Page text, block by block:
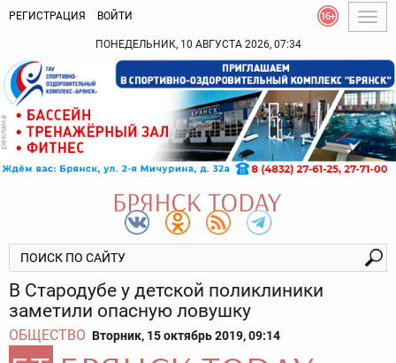
РЕГИСТРАЦИЯ ВОЙТИ
ПОНЕДЕЛЬНИК, 10 АВГУСТА 2026, 07:34
В Стародубе у детской поликлиники
заметили опасную ловушку
ОБЩЕСТВО Вторник, 15 октябрь 2019, 09:14